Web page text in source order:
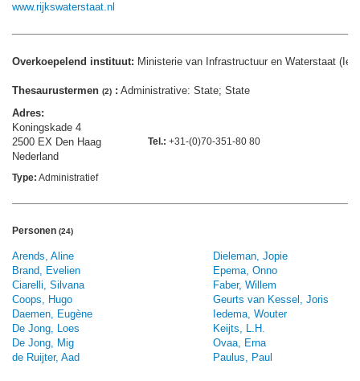
www.rijkswaterstaat.nl
Overkoepelend instituut: Ministerie van Infrastructuur en Waterstaat
Thesaurustermen (2) : Administrative: State; State
Adres:
Koningskade 4
2500 EX Den Haag
Nederland
Tel.: +31-(0)70-351-80 80
Type: Administratief
Personen (24)
Arends, Aline
Brand, Evelien
Ciarelli, Silvana
Coops, Hugo
Daemen, Eugène
De Jong, Loes
De Jong, Mig
de Ruijter, Aad
Dieleman, Jopie
Epema, Onno
Faber, Willem
Geurts van Kessel, Joris
Iedema, Wouter
Keijts, L.H.
Ovaa, Erna
Paulus, Paul